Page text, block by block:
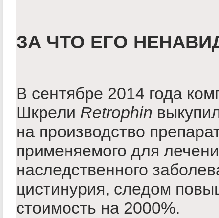
ЗА ЧТО ЕГО
В сентябре 2014 года
Шкрели Retrophin
на производство
применяемого для
наследственного
цистинурия, следом
стоимость на 2000%.